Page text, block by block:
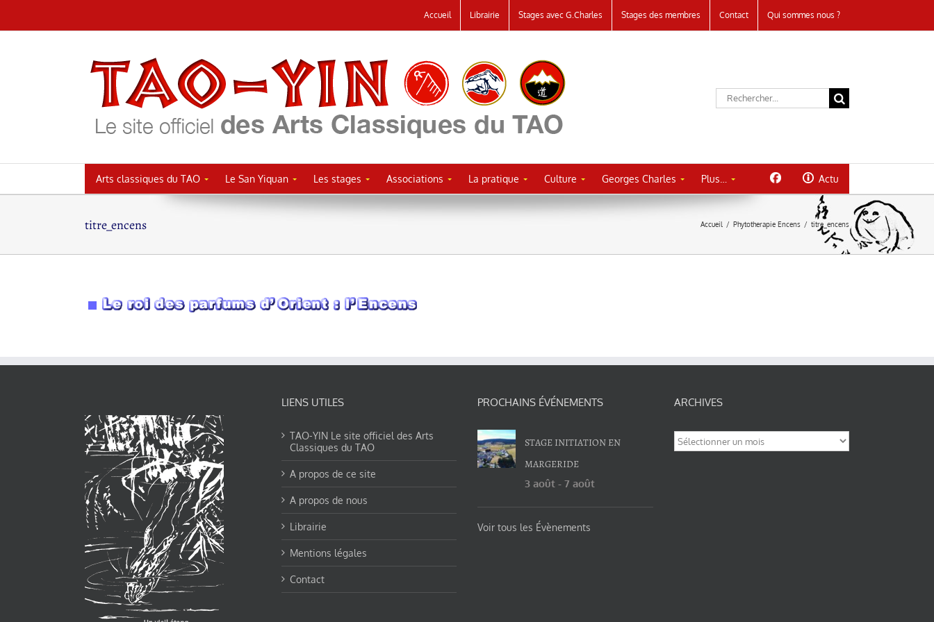
au
Accueil Librairie Stages avec G.Charles Stages des membres Contact Qui sommes nous ?
Rechercher:
Arts classiques du TAO Le San Yiquan Les stages Associations La pratique Culture Georges Charles Plus… Actu
titre_encens Accueil / Phytotherapie Encens / titre_encens
LIENS UTILES
TAO-YIN Le site officiel des Arts
Classiques du TAO
A propos de ce site
A propos de nous
Librairie
Mentions légales
Contact
PROCHAINS ÉVÉNEMENTS
STAGE INITIATION EN
MARGERIDE
3 août -7 août
Voir tous les Évènements
ARCHIVES
Archives